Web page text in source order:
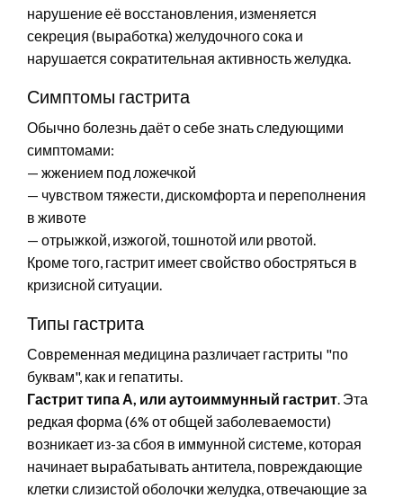
нарушение её восстановления, изменяется
секреция (выработка) желудочного сока и
нарушается сократительная активность желудка.
Симптомы гастрита
Обычно болезнь даёт о себе знать следующими
симптомами:
— жжением под ложечкой
— чувством тяжести, дискомфорта и переполнения
в животе
— отрыжкой, изжогой, тошнотой или рвотой.
Кроме того, гастрит имеет свойство обостряться в
кризисной ситуации.
Типы гастрита
Современная медицина различает гастриты "по
буквам", как и гепатиты.
Гастрит типа А, или аутоиммунный гастрит . Эта
редкая форма (6% от общей заболеваемости)
возникает из-за сбоя в иммунной системе, которая
начинает вырабатывать антитела, повреждающие
клетки слизистой оболочки желудка, отвечающие за